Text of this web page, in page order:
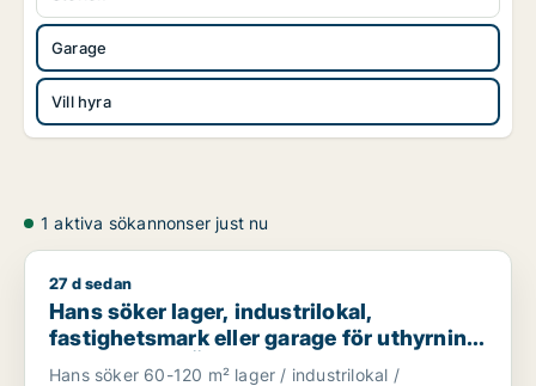
Garage
Vill hyra
1 aktiva sökannonser just nu
Hans söker lager, industrilokal, fastighetsmark eller garage
27 d sedan
Hans söker lager, industrilokal,
fastighetsmark eller garage för uthyrning
i Båstad eller Ängelholm
Hans söker 60-120 m² lager / industrilokal /